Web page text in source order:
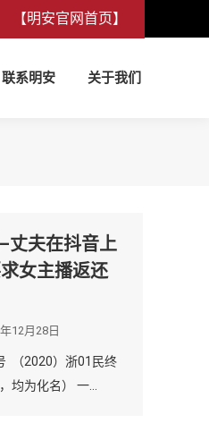
【明安官网首页】
联系明安 关于我们
丈夫在抖音上
女主播返还
12月28日
（2020）浙01民终
均为化名） 一…
联系明安 关于我们